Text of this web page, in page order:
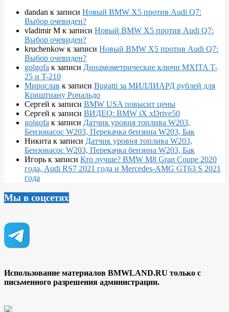
dandan к записи Новый BMW X5 против Audi Q7:
Выбор очевиден?
vladimir M к записи Новый BMW X5 против Audi Q7:
Выбор очевиден?
kruchenkow к записи Новый BMW X5 против Audi Q7:
Выбор очевиден?
golgofa к записи Динамометрические ключи MXITA T-
25 и T-210
Мирослав к записи Bugatti за МИЛЛИАРД рублей для
Криштиану Рональдо
Сергей к записи BMW USA повысит цены
Сергей к записи ВИДЕО: BMW iX xDrive50
golgofa к записи Датчик уровня топлива W203,
Бензонасос W203, Перекачка бензина W203, Бак
Никита к записи Датчик уровня топлива W203,
Бензонасос W203, Перекачка бензина W203, Бак
Игорь к записи Кто лучше? BMW M8 Gran Coupe 2020
года, Audi RS7 2021 года и Mercedes-AMG GT63 S 2021
года
Мы в соцсетях
Использование материалов BMWLAND.RU только с
письменного разрешения администрации.